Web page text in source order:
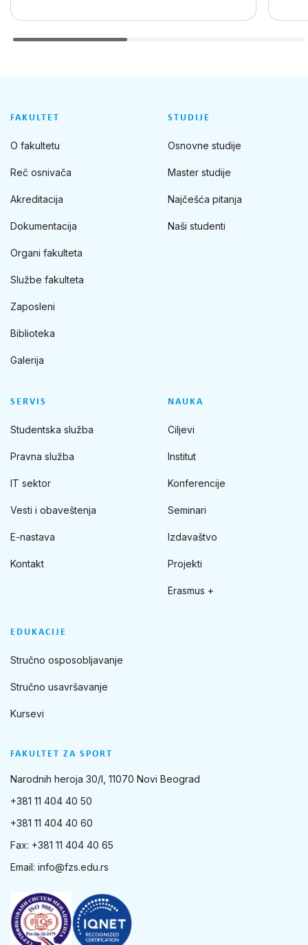
FAKULTET ZA SPORT
Narodnih heroja 30/I, 11070 Novi Beograd
+381 11 404 40 50
+381 11 404 40 60
Fax: +381 11 404 40 65
Email: info@fzs.edu.rs
FAKULTET
O fakultetu
Reč osnivača
Akreditacija
Dokumentacija
Organi fakulteta
Službe fakulteta
Zaposleni
Biblioteka
Galerija
STUDIJE
Osnovne studije
Master studije
Najčešća pitanja
Naši studenti
SERVIS
Studentska služba
Pravna služba
IT sektor
Vesti i obaveštenja
E-nastava
Kontakt
NAUKA
Ciljevi
Institut
Konferencije
Seminari
Izdavaštvo
Projekti
Erasmus +
EDUKACIJE
Stručno osposobljavanje
Stručno usavršavanje
Kursevi